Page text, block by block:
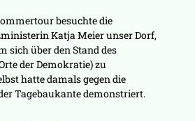
besuchte die
Katja Meier unser Dorf,
sich über den Stand des
der Demokratie) zu
hatte damals gegen die
Tagebaukante demonstriert.